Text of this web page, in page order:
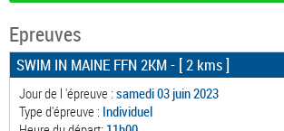
Epreuves
SWIM IN MAINE FFN 2KM- [ 2 kms ]
Jour de l 'épreuve : samedi 03 juin 2023
Type d'épreuve : Individuel